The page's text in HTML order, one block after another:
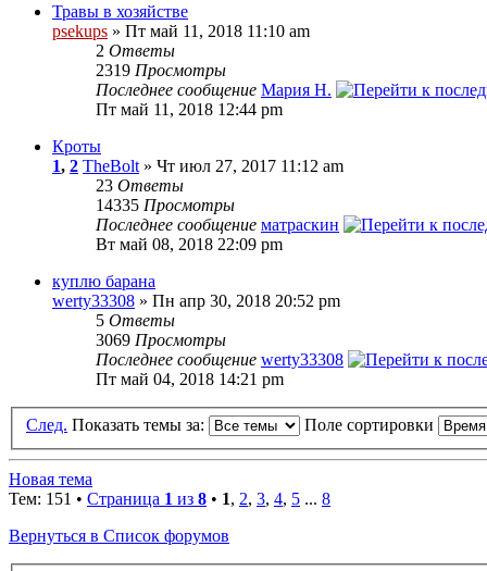
Травы в хозяйстве
psekups » Пт май 11, 2018 11:10 am
2 Ответы
2319 Просмотры
Последнее сообщение Мария Н.
Пт май 11, 2018 12:44 pm
Кроты
1, 2 TheBolt » Чт июл 27, 2017 11:12 am
23 Ответы
14335 Просмотры
Последнее сообщение матраскин
Вт май 08, 2018 22:09 pm
куплю барана
werty33308 » Пн апр 30, 2018 20:52 pm
5 Ответы
3069 Просмотры
Последнее сообщение werty33308
Пт май 04, 2018 14:21 pm
След. Показать темы за: Поле сортировки
Новая тема
Тем: 151 • Страница 1 из 8 • 1, 2, 3, 4, 5 ... 8
Вернуться в Список форумов